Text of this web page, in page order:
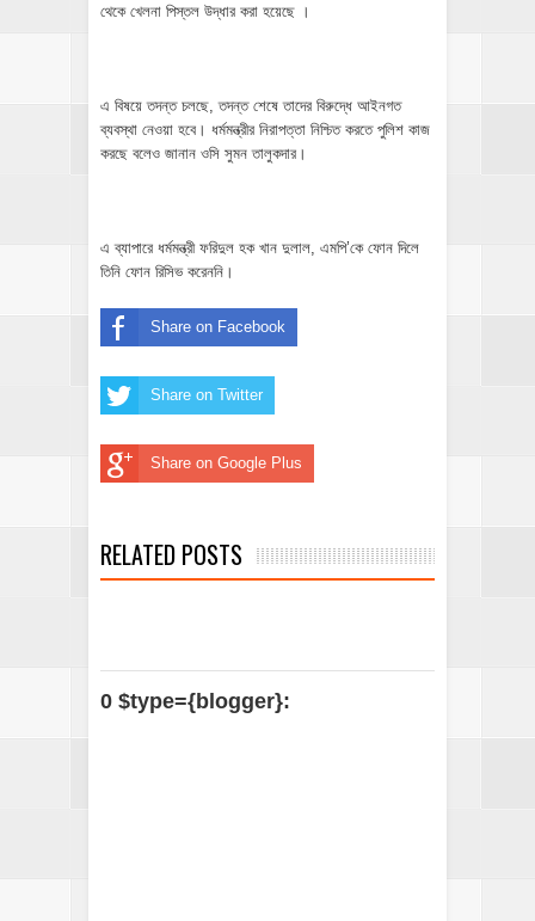
থেকে খেলনা পিস্তল উদ্ধার করা হয়েছে ।
এ বিষয়ে তদন্ত চলছে, তদন্ত শেষে তাদের বিরুদ্ধে আইনগত
ব্যবস্থা নেওয়া হবে। ধর্মমন্ত্রীর নিরাপত্তা নিশ্চিত করতে পুলিশ কাজ
করছে বলেও জানান ওসি সুমন তালুকদার।
এ ব্যাপারে ধর্মমন্ত্রী ফরিদুল হক খান দুলাল, এমপি’কে ফোন দিলে
তিনি ফোন রিসিভ করেননি।
Share on Facebook
Share on Twitter
Share on Google Plus
RELATED POSTS
0 $type={blogger}: